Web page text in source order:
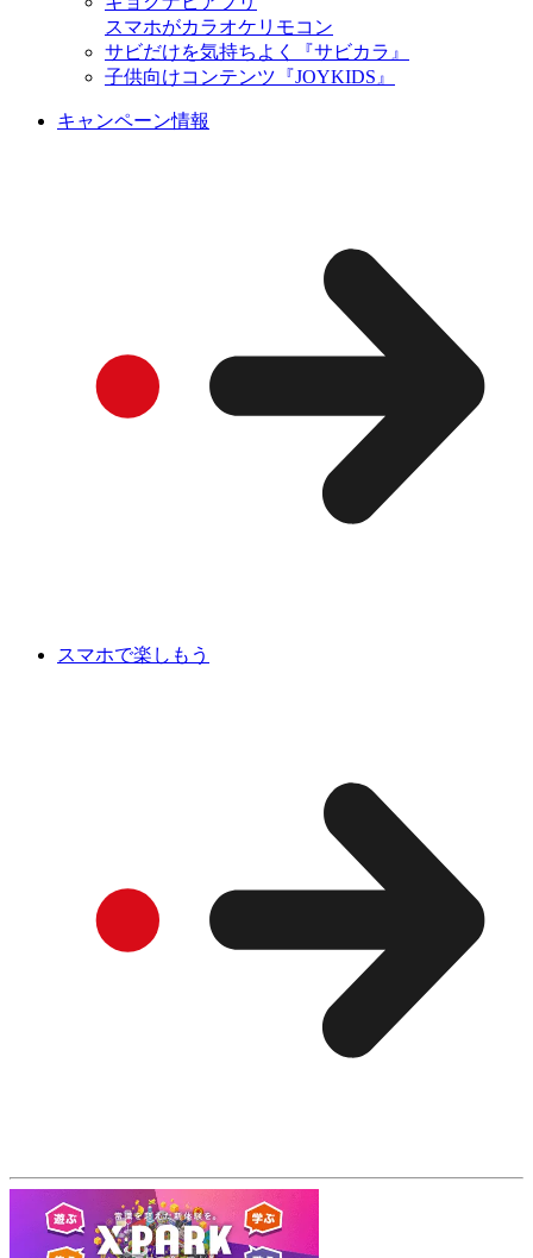
スマホがカラオケリモコン
サビだけを気持ちよく『サビカラ』
子供向けコンテンツ『JOYKIDS』
キャンペーン情報
スマホで楽しもう